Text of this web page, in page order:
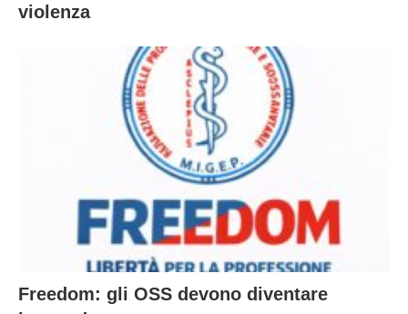
violenza
Freedom: gli OSS devono diventare